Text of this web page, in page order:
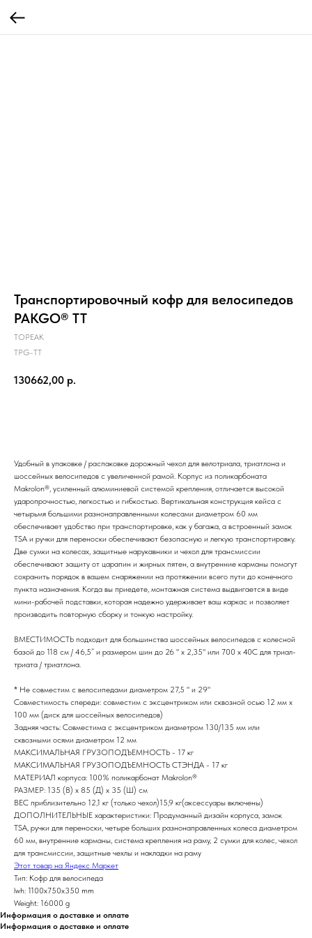
Транспортировочный кофр для велосипедов
PAKGO® TT
TOPEAK
TPG-TT
130662,00 р.
Удобный в упаковке / распаковке дорожный чехол для велотриала, триатлона и
шоссейных велосипедов с увеличенной рамой. Корпус из поликарбоната
Makrolon®, усиленный алюминиевой системой крепления, отличается высокой
ударопрочностью, легкостью и гибкостью. Вертикальная конструкция кейса с
четырьмя большими разнонаправленными колесами диаметром 60 мм
обеспечивает удобство при транспортировке, как у багажа, а встроенный замок
TSA и ручки для переноски обеспечивают безопасную и легкую транспортировку.
Две сумки на колесах, защитные нарукавники и чехол для трансмиссии
обеспечивают защиту от царапин и жирных пятен, а внутренние карманы помогут
сохранить порядок в вашем снаряжении на протяжении всего пути до конечного
пункта назначения. Когда вы приедете, монтажная система выдвигается в виде
мини-рабочей подставки, которая надежно удерживает ваш каркас и позволяет
производить повторную сборку и тонкую настройку.
ВМЕСТИМОСТЬ подходит для большинства шоссейных велосипедов с колесной
базой до 118 см / 46,5” и размером шин до 26 " x 2,35" или 700 x 40C для триал-
триата / триатлона.
* Не совместим с велосипедами диаметром 27,5 " и 29"
Совместимость спереди: совместим с эксцентриком или сквозной осью 12 мм x
100 мм (диск для шоссейных велосипедов)
Задняя часть: Совместима с эксцентриком диаметром 130/135 мм или
сквозными осями диаметром 12 мм
МАКСИМАЛЬНАЯ ГРУЗОПОДЪЕМНОСТЬ - 17 кг
МАКСИМАЛЬНАЯ ГРУЗОПОДЪЕМНОСТЬ СТЭНДА - 17 кг
МАТЕРИАЛ корпуса: 100% поликарбонат Makrolon®
РАЗМЕР: 135 (В) х 85 (Д) х 35 (Ш) см
ВЕС приблизительно 12,1 кг (только чехол)15,9 кг(аксессуары включены)
ДОПОЛНИТЕЛЬНЫЕ характеристики: Продуманный дизайн корпуса, замок
TSA, ручки для переноски, четыре больших разнонаправленных колеса диаметром
60 мм, внутренние карманы, система крепления на раму, 2 сумки для колес, чехол
для трансмиссии, защитные чехлы и накладки на раму
Этот товар на Яндекс Маркет
Тип: Кофр для велосипеда
lwh: 1100x750x350 mm
Weight: 16000 g
Информация о доставке и оплате
Информация о доставке и оплате